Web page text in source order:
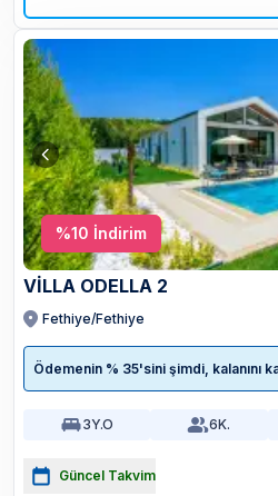
%10 İndirim
VİLLA ODELLA 2
Fethiye/Fethiye
Ödemenin % 35'sini şimdi, kalanını
3Y.O 6K.
Güncel Takvim